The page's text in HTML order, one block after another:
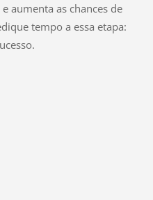
aumenta as chances de
tempo a essa etapa: